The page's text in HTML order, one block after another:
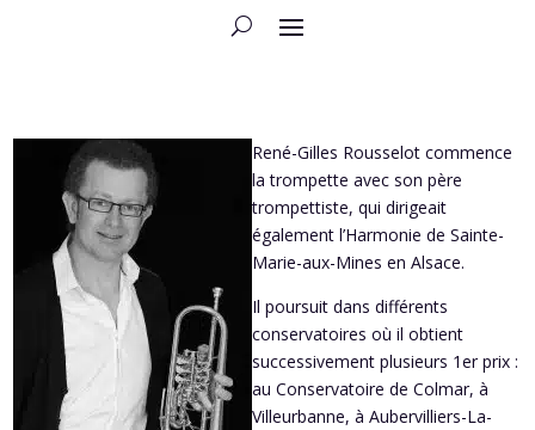
René-Gilles Rousselot commence
la trompette avec son père
trompettiste, qui dirigeait
également l’Harmonie de Sainte-
Marie-aux-Mines en Alsace.
Il poursuit dans différents
conservatoires où il obtient
successivement plusieurs 1er prix :
au Conservatoire de Colmar, à
Villeurbanne, à Aubervilliers-La-